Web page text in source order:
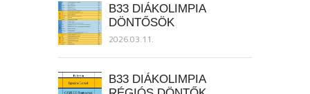
B33 DIÁKOLIMPIA
DÖNTŐSÖK
2026.03.11.
B33 DIÁKOLIMPIA